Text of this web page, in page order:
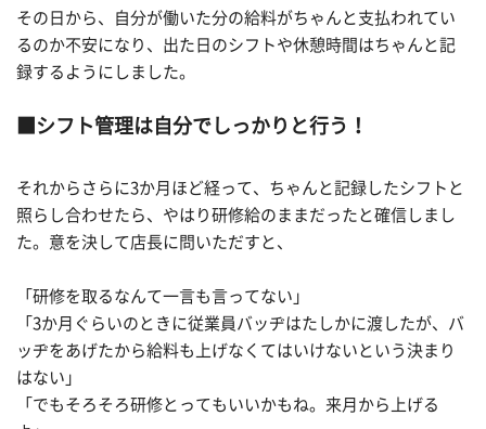
その日から、自分が働いた分の給料がちゃんと支払われてい
るのか不安になり、出た日のシフトや休憩時間はちゃんと記
録するようにしました。
■シフト管理は自分でしっかりと行う！
それからさらに3か月ほど経って、ちゃんと記録したシフトと
照らし合わせたら、やはり研修給のままだったと確信しまし
た。意を決して店長に問いただすと、
「研修を取るなんて一言も言ってない」
「3か月ぐらいのときに従業員バッヂはたしかに渡したが、バ
ッヂをあげたから給料も上げなくてはいけないという決まり
はない」
「でもそろそろ研修とってもいいかもね。来月から上げる